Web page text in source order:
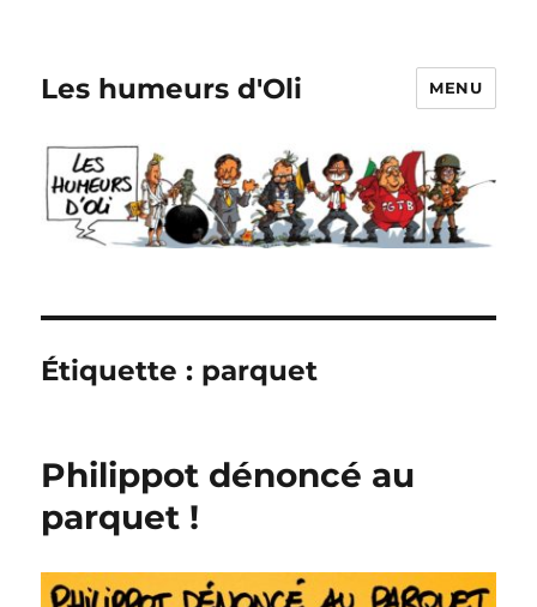
Les humeurs d'Oli MENU
Étiquette : parquet
Philippot dénoncé au
parquet !